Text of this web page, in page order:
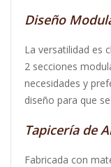
Diseño
La versatilidad es
2 secciones
necesidades y
diseño para que
Tapicería de
Fabricada con